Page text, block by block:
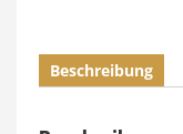
Beschreibung